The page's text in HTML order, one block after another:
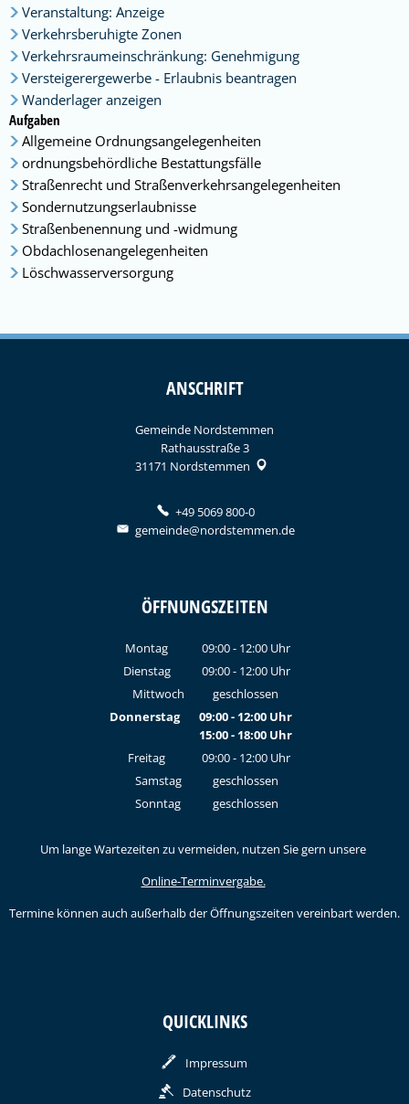
Veranstaltung: Anzeige
Verkehrsberuhigte Zonen
Verkehrsraumeinschränkung: Genehmigung
Versteigerergewerbe - Erlaubnis beantragen
Wanderlager anzeigen
Aufgaben
Allgemeine Ordnungsangelegenheiten
ordnungsbehördliche Bestattungsfälle
Straßenrecht und Straßenverkehrsangelegenheiten
Sondernutzungserlaubnisse
Straßenbenennung und -widmung
Obdachlosenangelegenheiten
Löschwasserversorgung
ANSCHRIFT
Gemeinde Nordstemmen
Rathausstraße 3
31171 Nordstemmen
+49 5069 800-0
gemeinde@nordstemmen.de
ÖFFNUNGSZEITEN
Montag 09:00- 12:00Uhr
Von 09:00 bis 12:00 Uhr
Dienstag 09:00- 12:00Uhr
Von 09:00 bis 12:00 Uhr
Mittwoch
geschlossen
Donnerstag
09:00- 12:00 Uhr
Von 09:00 bis 12:00 Uhr
15:00- 18:00 Uhr
Von 15:00 bis 18:00 Uhr
Freitag 09:00- 12:00Uhr
Von 09:00 bis 12:00 Uhr
Samstag
geschlossen
Sonntag
geschlossen
Um lange Wartezeiten zu vermeiden, nutzen Sie gern unsere
Online-Terminvergabe.
Termine können auch außerhalb der Öffnungszeiten vereinbart werden.
QUICKLINKS
Impressum
Datenschutz